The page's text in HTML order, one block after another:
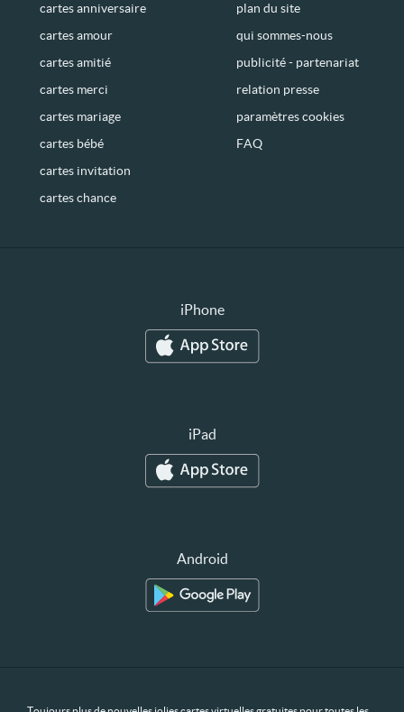
cartes anniversaire
cartes amour
cartes amitié
cartes merci
cartes mariage
cartes bébé
cartes invitation
cartes chance
plan du site
qui sommes-nous
publicité - partenariat
relation presse
paramètres cookies
FAQ
iPhone
iPad
Android